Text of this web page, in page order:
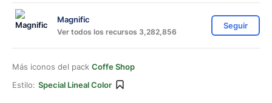
Magnific
Ver todos los recursos 3,282,856
Seguir
Más iconos del pack Coffe Shop
Estilo: Special Lineal Color